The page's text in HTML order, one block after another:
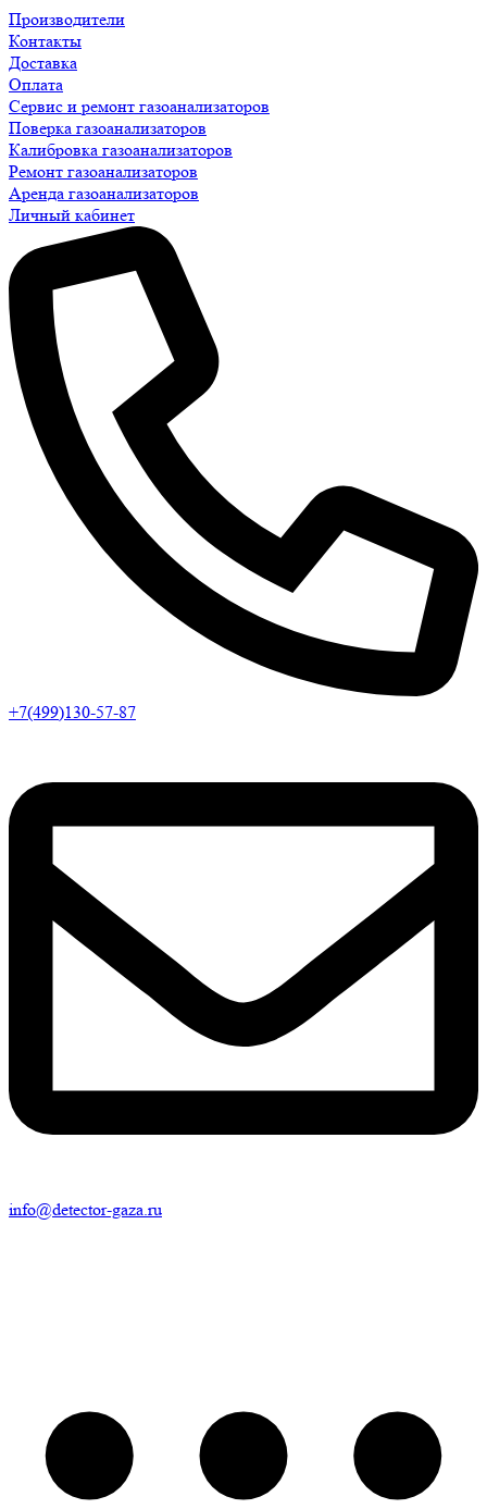
Производители
Контакты
Доставка
Оплата
Сервис и ремонт газоанализаторов
Поверка газоанализаторов
Калибровка газоанализаторов
Ремонт газоанализаторов
Аренда газоанализаторов
Личный кабинет
+7(499)130-57-87
info@detector-gaza.ru